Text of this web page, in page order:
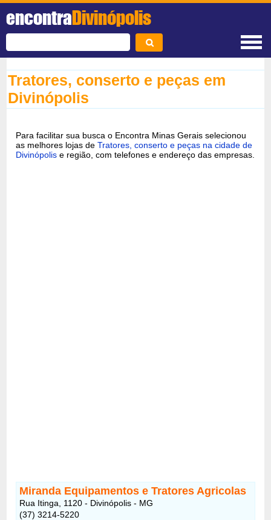
encontraDivinópolis
Tratores, conserto e peças em
Divinópolis
Para facilitar sua busca o Encontra Minas Gerais selecionou
as melhores lojas deTratores, conserto e peças na cidade de
Divinópolis e região, com telefones e endereço das empresas.
Miranda Equipamentos e Tratores Agricolas
Rua Itinga, 1120 - Divinópolis - MG
(37) 3214-5220